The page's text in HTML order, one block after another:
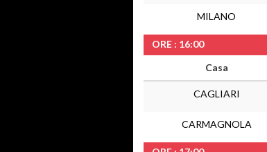
MILANO
ORE : 16:00
Casa
CAGLIARI
CARMAGNOLA